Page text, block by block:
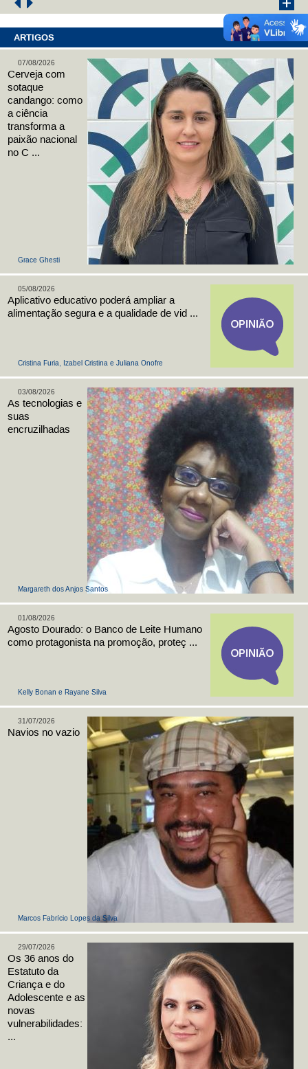
ARTIGOS
Grace Ghesti
07/08/2026
Cerveja com
sotaque
candango: como
a ciência
transforma a
paixão nacional
no C ...
Cristina Furia, Izabel Cristina e Juliana Onofre
05/08/2026
Aplicativo educativo poderá ampliar a
alimentação segura e a qualidade de vid ...
Margareth dos Anjos Santos
03/08/2026
As tecnologias e
suas
encruzilhadas
Kelly Bonan e Rayane Silva
01/08/2026
Agosto Dourado: o Banco de Leite Humano
como protagonista na promoção, proteç ...
Marcos Fabrício Lopes da Silva
31/07/2026
Navios no vazio
29/07/2026
Os 36 anos do
Estatuto da
Criança e do
Adolescente e as
novas
vulnerabilidades:
...